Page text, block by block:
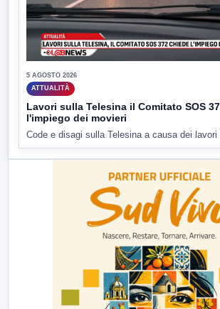
5 AGOSTO 2026
ATTUALITÀ
Lavori sulla Telesina il Comitato SOS
l'impiego dei movieri
Code e disagi sulla Telesina a causa dei lavori